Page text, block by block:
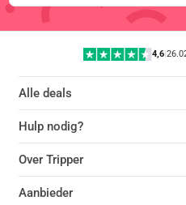
4,6 |
Alle deals
Hulp nodig?
Over Tripper
Aanbieder